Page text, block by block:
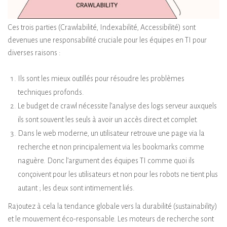
Ces trois parties (Crawlabilité, Indexabilité, Accessibilité) sont
devenues une responsabilité cruciale pour les équipes en TI pour
diverses raisons :
Ils sont les mieux outillés pour résoudre les problèmes
techniques profonds.
Le budget de crawl nécessite l’analyse des logs serveur auxquels
ils sont souvent les seuls à avoir un accès direct et complet.
Dans le web moderne, un utilisateur retrouve une page via la
recherche et non principalement via les bookmarks comme
naguère. Donc l’argument des équipes TI comme quoi ils
conçoivent pour les utilisateurs et non pour les robots ne tient plus
autant ; les deux sont intimement liés.
Rajoutez à cela la tendance globale vers la durabilité (sustainability)
et le mouvement éco-responsable. Les moteurs de recherche sont